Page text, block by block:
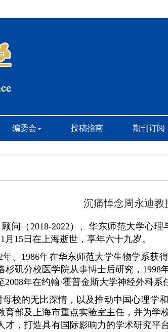
编委会 投稿指南 期刊订阅
沉痛悼念周永迪教
顾问（2018-2022）、华东师范大学
月 15 日在上海逝世，享年六十九岁。
年、 1986年在华东师范大学生物学系获
杉矶分校医学院从事博士后研究， 1998
2008年在约翰·霍普金斯大学神经外科系
校的无比深情，以及推动中国心理
部及上海市重点实验室主任，并为
，打造具有国际影响力的学术研究